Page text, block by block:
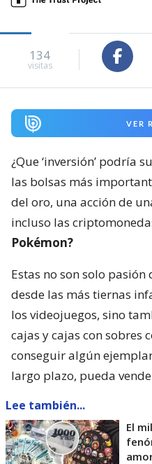
134
visitas
VER
¿Que ‘inversión’ podría
las bolsas más
del oro, una acción de
incluso las
Pokémon?
Estas no son solo pasión
desde las más tiernas
los videojuegos, sino
cajas y cajas con sobres
conseguir algún
largo plazo, pueda
Lee también...
El